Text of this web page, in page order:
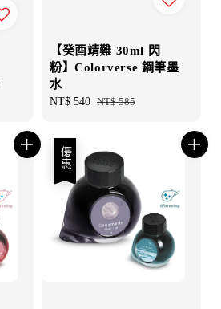
【癸酉靖難 30ml 閃
粉】Colorverse 鋼筆墨
水
Sale
NT$ 540 Regular
NT$ 585
優惠